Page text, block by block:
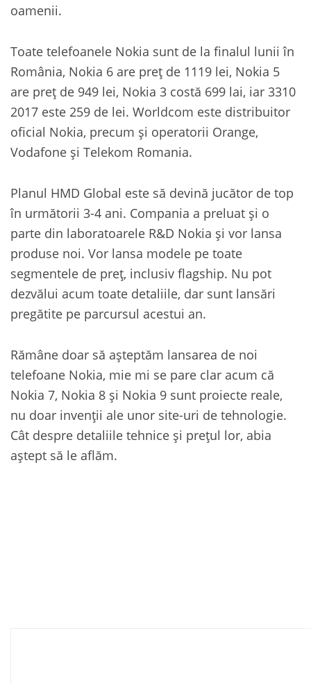
oamenii.
Toate telefoanele Nokia sunt de la finalul lunii în
România, Nokia 6 are preț de 1119 lei, Nokia 5
are preț de 949 lei, Nokia 3 costă 699 lai, iar 3310
2017 este 259 de lei. Worldcom este distribuitor
oficial Nokia, precum și operatorii Orange,
Vodafone și Telekom Romania.
Planul HMD Global este să devină jucător de top
în următorii 3-4 ani. Compania a preluat și o
parte din laboratoarele R&D Nokia și vor lansa
produse noi. Vor lansa modele pe toate
segmentele de preț, inclusiv flagship. Nu pot
dezvălui acum toate detaliile, dar sunt lansări
pregătite pe parcursul acestui an.
Rămâne doar să așteptăm lansarea de noi
telefoane Nokia, mie mi se pare clar acum că
Nokia 7, Nokia 8 și Nokia 9 sunt proiecte reale,
nu doar invenții ale unor site-uri de tehnologie.
Cât despre detaliile tehnice și prețul lor, abia
aștept să le aflăm.